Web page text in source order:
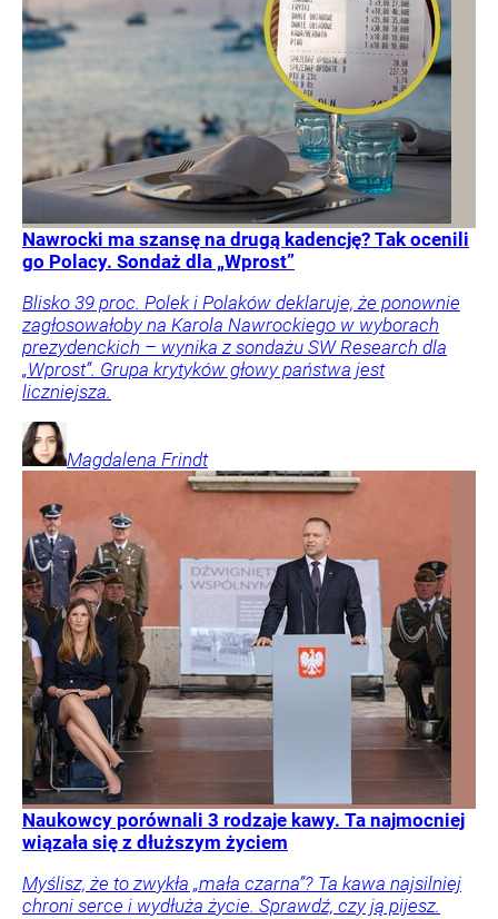
Nawrocki ma szansę na drugą kadencję? Tak ocenili
go Polacy. Sondaż dla „Wprost”
Blisko 39 proc. Polek i Polaków deklaruje, że ponownie
zagłosowałoby na Karola Nawrockiego w wyborach
prezydenckich – wynika z sondażu SW Research dla
„Wprost”. Grupa krytyków głowy państwa jest
liczniejsza.
Magdalena Frindt
Naukowcy porównali 3 rodzaje kawy. Ta najmocniej
wiązała się z dłuższym życiem
Myślisz, że to zwykła „mała czarna”? Ta kawa najsilniej
chroni serce i wydłuża życie. Sprawdź, czy ją pijesz.